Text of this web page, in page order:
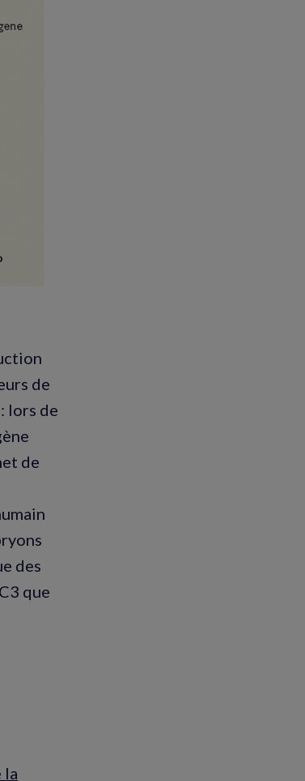
de
lors de
de
des
que
la